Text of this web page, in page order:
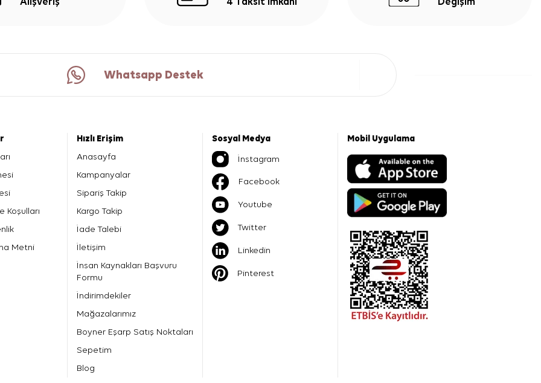
Alışveriş
4 Taksit İmkanı
Değişim
Whatsapp Destek
Koşulları
Metni
Hızlı Erişim
Anasayfa
Kampanyalar
Sipariş Takip
Kargo Takip
İade Talebi
İletişim
İnsan Kaynakları Başvuru
Formu
İndirimdekiler
Mağazalarımız
Boyner Eşarp Satış Noktaları
Sepetim
Blog
Sosyal Medya
İnstagram
Facebook
Youtube
Twitter
Linkedin
Pinterest
Mobil Uygulama